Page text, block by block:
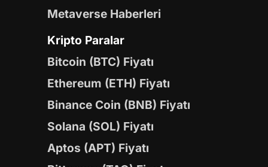
Metaverse Haberleri
Kripto Paralar
Bitcoin (BTC) Fiyatı
Ethereum (ETH) Fiyatı
Binance Coin (BNB) Fiyatı
Solana (SOL) Fiyatı
Aptos (APT) Fiyatı